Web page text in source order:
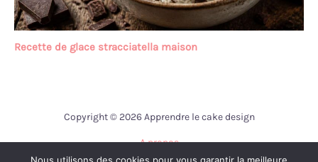
Recette de glace stracciatella maison
Copyright © 2026 Apprendre le cake design
A propos